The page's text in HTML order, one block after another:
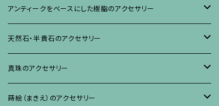
ネックレス、その他
イヤリング、ピアス
ネックレス、ペンダント
ブレスレット、バングル、その他
ブローチ
イヤリング・ピアス
ネックレス・ペンダント
リング
アンティークをベースにした樹脂のアクセサリー
ブローチ
イヤリング・ピアス
ネックレス、ペンダント
天然石・半貴石のアクセサリー
ブローチ
イヤリング・ピアス
真珠のアクセサリー
ブローチ
蒔絵（まきえ）のアクセサリー